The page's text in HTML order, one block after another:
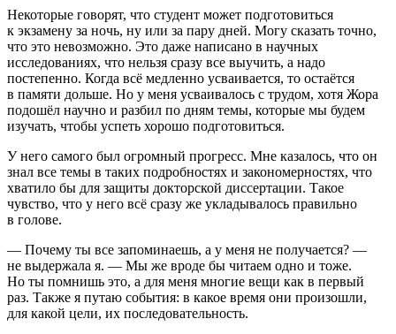
Некоторые говорят, что студент может подготовиться
к экзамену за ночь, ну или за пару дней. Могу сказать точно,
что это невозможно. Это даже написано в научных
исследованиях, что нельзя сразу все выучить, а надо
постепенно. Когда всё медленно усваивается, то остаётся
в памяти дольше. Но у меня усваивалось с трудом, хотя Жора
подошёл научно и разбил по дням темы, которые мы будем
изучать, чтобы успеть хорошо подготовиться.
У него самого был огромный прогресс. Мне казалось, что он
знал все темы в таких подробностях и закономерностях, что
хватило бы для защиты докторской диссертации. Такое
чувство, что у него всё сразу же укладывалось правильно
в голове.
— Почему ты все запоминаешь, а у меня не получается? —
не выдержала я. — Мы же вроде бы читаем одно и тоже.
Но ты помнишь это, а для меня многие вещи как в первый
раз. Также я путаю события: в какое время они произошли,
для какой цели, их последовательность.